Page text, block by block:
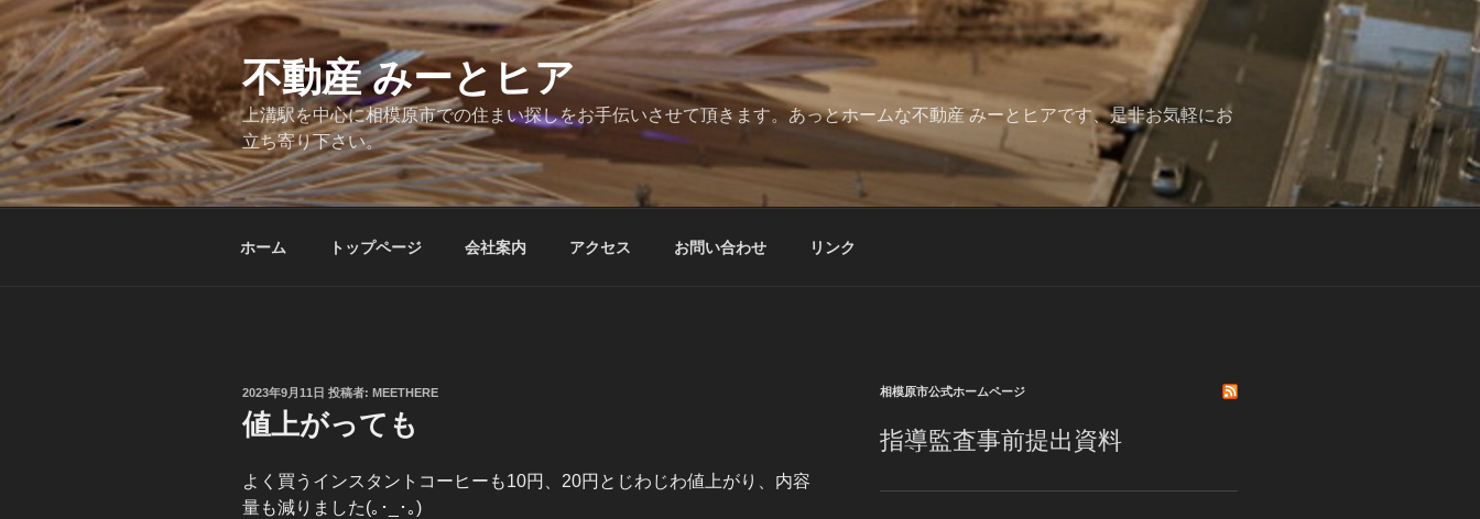
コ
ン
テ
ン
ツ
へ
ス
キ
不動産 みーとヒア
上溝駅を中心に相模原市での住まい探しをお手伝いさせて頂きます。あっとホームな不動産 みーとヒアです、是非お気軽にお
立ち寄り下さい。
ホーム トップページ 会社案内 アクセス お問い合わせ リンク
投
稿
日:
2023年9月11日 投稿者: MEETHERE
値上がっても
よく買うインスタントコーヒーも10円、20円とじわじわ値上がり、内容
量も減りました(｡･_･｡)
相模原市公式ホームページ
指導監査事前提出資料